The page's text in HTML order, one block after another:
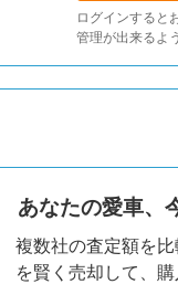
ログインすると
管理が出来るよ
あなたの愛車、
複数社の査定額を
を賢く売却して、